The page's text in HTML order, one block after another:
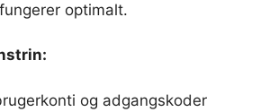
optimalt.
og adgangskoder